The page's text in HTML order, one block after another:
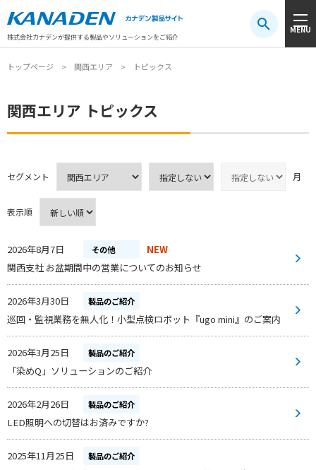
株式会社カナデンが提供する製品やソリューションをご紹介
MENU
注目キーワード#振動センサ#AGV #防爆#アシストスーツ
トップページ 関西エリア トピックス
関西エリア トピックス
セグメント 月
表示順
2026年8月7日 その他
NEW
関西支社 お盆期間中の営業についてのお知らせ
2026年3月30日 製品のご紹介
巡回・監視業務を無人化！小型点検ロボット『ugo mini』のご案内
2026年3月25日 製品のご紹介
「染めQ」ソリューションのご紹介
2026年2月26日 製品のご紹介
LED照明への切替はお済みですか?
2025年11月25日 製品のご紹介